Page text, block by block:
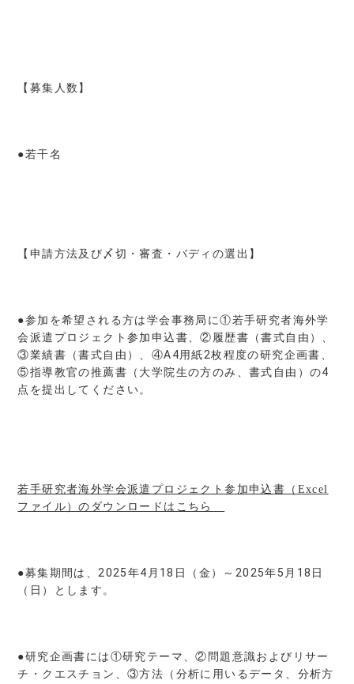
【募集人数】
●若干名
【申請方法及び〆切・審査・バディの選出】
●参加を希望される方は学会事務局に①若手研究者海外学
会派遣プロジェクト参加申込書、②履歴書（書式自由）、
③業績書（書式自由）、④A4用紙2枚程度の研究企画書、
⑤指導教官の推薦書（大学院生の方のみ、書式自由）の4
点を提出してください。
若手研究者海外学会派遣プロジェクト参加申込書（Excel
ファイル）のダウンロードはこちら
●募集期間は、2025年4月18日（金）～2025年5月18日
（日）とします。
●研究企画書には①研究テーマ、②問題意識およびリサー
チ・クエスチョン、③方法（分析に用いるデータ、分析方